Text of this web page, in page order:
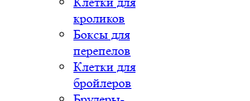
кроликов
Боксы для
перепелов
Клетки для
бройлеров